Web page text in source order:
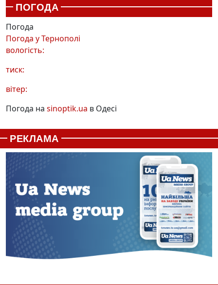
ПОГОДА
Погода
Погода уТернополі
вологість:
тиск:
вітер:
Погода на sinoptik.ua в Одесі
РЕКЛАМА